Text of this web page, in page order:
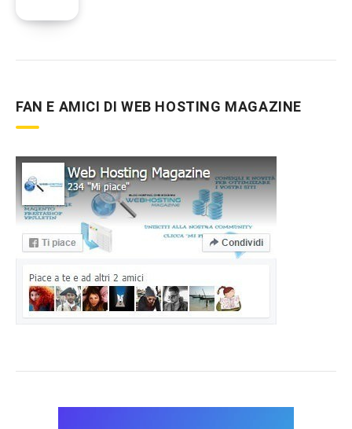
FAN E AMICI DI WEB HOSTING MAGAZINE